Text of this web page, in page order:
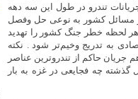
تندرو در طول این سه دهه
و مسائل کشور به نوعی حل وفصل
هر لحظه خطر جنگ کشور را تهدید
به تدریج وخیم‌تر شود . نکته
جریان حاکم از تندروترین عناصر
چه فجایعی در غزه به بار